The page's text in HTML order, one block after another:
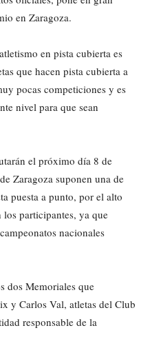
en Zaragoza.
en pista cubierta es
que hacen pista cubierta a
pocas competiciones y es
nivel para que sean
el próximo día 8 de
Zaragoza suponen una de
puesta a punto, por el alto
participantes, ya que
nacionales
dos Memoriales que
y Carlos Val, atletas del Club
responsable de la